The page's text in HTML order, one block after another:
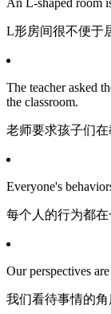
An L-shaped room
L形房间很不便于
The teacher asked
the classroom.
老师要求孩子们在
Everyone's
每个人的行为都在
Our perspectives
我们看待事情的角